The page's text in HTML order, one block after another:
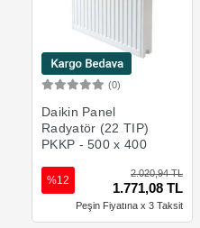
(0)
Daikin Panel
Radyatör (22 TIP)
PKKP - 500 x 400
2.020,94 TL
1.771,08 TL
%12
Peşin Fiyatına x 3 Taksit